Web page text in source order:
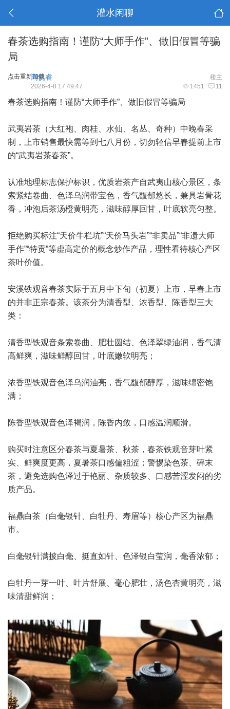
灌水闲聊
春茶选购指南！谨防“大师手作”、做旧假冒等骗
局
点击重新加载 楼主
周悦睿
1451 11
2026-4-8 17:49:47
春茶选购指南！谨防“大师手作”、做旧假冒等骗局
武夷岩茶（大红袍、肉桂、水仙、名丛、奇种）中晚春采
制，上市销售最快需等到七八月份，切勿轻信早春提前上市
的“武夷岩茶春茶”。
认准地理标志保护标识，优质岩茶产自武夷山核心景区，条
索紧结卷曲、色泽乌润带宝色，香气馥郁悠长，兼具岩骨花
香，冲泡后茶汤橙黄明亮，滋味醇厚回甘，叶底软亮匀整。
拒绝购买标注“天价牛栏坑”“天价马头岩”“非卖品”“非遗大师
手作”“特贡”等虚高定价的概念炒作产品，理性看待核心产区
茶叶价值。
安溪铁观音春茶实际于五月中下旬（初夏）上市，早春上市
的并非正宗春茶。该茶分为清香型、浓香型、陈香型三大
类：
清香型铁观音条索卷曲、肥壮圆结、色泽翠绿油润，香气清
高鲜爽，滋味鲜醇回甘，叶底嫩软明亮；
浓香型铁观音色泽乌润油亮，香气馥郁醇厚，滋味绵密饱
满；
陈香型铁观音色泽褐润，陈香内敛，口感温润顺滑。
购买时注意区分春茶与夏暑茶、秋茶，春茶铁观音芽叶紧
实、鲜爽度更高，夏暑茶口感偏粗涩；警惕染色茶、碎末
茶，避免选购色泽过于艳丽、杂质较多、口感苦涩发闷的劣
质产品。
福鼎白茶（白毫银针、白牡丹、寿眉等）核心产区为福鼎
市。
白毫银针满披白毫、挺直如针、色泽银白莹润，毫香浓郁；
白牡丹一芽一叶、叶片舒展、毫心肥壮，汤色杏黄明亮，滋
味清甜鲜润；